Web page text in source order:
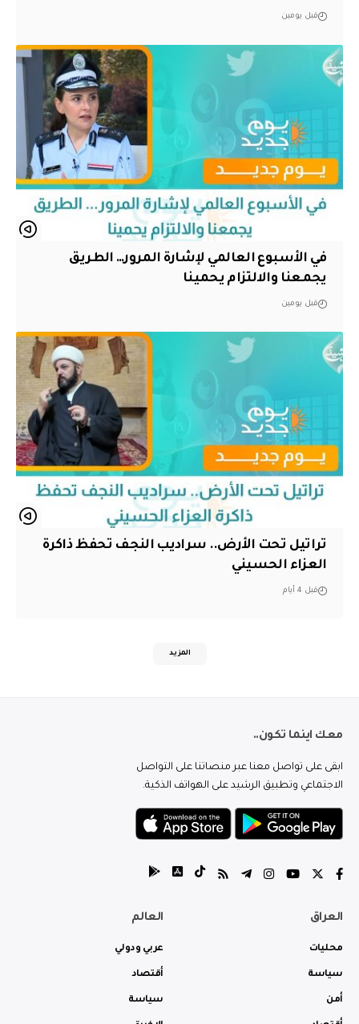
قبل يومين
في الأسبوع العالمي لإشارة المرور… الطريق
يجمعنا والالتزام يحمينا
قبل يومين
تراتيل تحت الأرض.. سراديب النجف تحفظ ذاكرة
العزاء الحسيني
قبل 4 أيام
المزيد
معك اينما تكون..
ابقى على تواصل معنا عبر منصاتنا على التواصل
الاجتماعي وتطبيق الرشيد على الهواتف الذكية.
العراق
محليات
سياسة
أمن
العالم
عربي ودولي
أقتصاد
سياسة